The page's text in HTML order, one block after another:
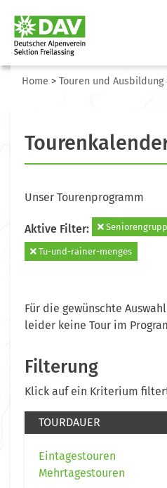
Home > Touren und Ausbildung
Unser Tourenprogramm
Aktive Filter:
Tu-und-rainer-menges
Für die gewünschte
leider keine Tour im
Filterung
Klick auf ein Kriterium
TOURDAUER
Eintagestouren
Mehrtagestouren